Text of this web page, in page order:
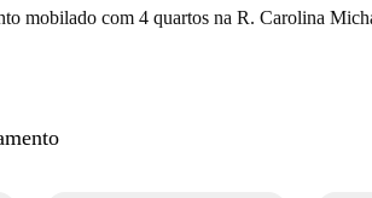
mobilado com 4 quartos na R. Carolina